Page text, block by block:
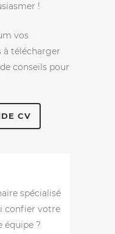
!
vos
à télécharger
conseils pour
CV
spécialisé
confier votre
équipe ?